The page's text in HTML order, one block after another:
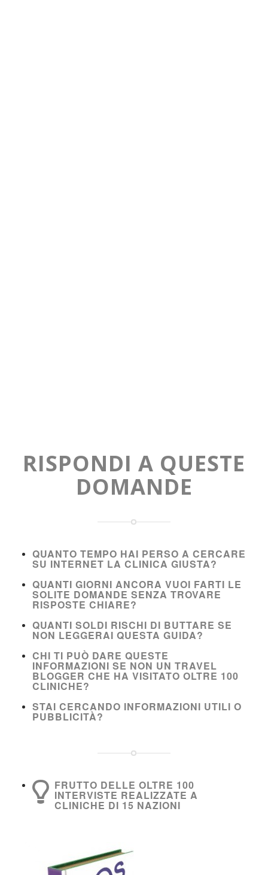
RISPONDI A QUESTE
DOMANDE
QUANTO TEMPO HAI PERSO A CERCARE
SU INTERNET LA CLINICA GIUSTA?
QUANTI GIORNI ANCORA VUOI FARTI LE
SOLITE DOMANDE SENZA TROVARE
RISPOSTE CHIARE?
QUANTI SOLDI RISCHI DI BUTTARE SE
NON LEGGERAI QUESTA GUIDA?
CHI TI PUÒ DARE QUESTE
INFORMAZIONI SE NON UN TRAVEL
BLOGGER CHE HA VISITATO OLTRE 100
CLINICHE?
STAI CERCANDO INFORMAZIONI UTILI O
PUBBLICITÀ?
FRUTTO DELLE OLTRE 100
INTERVISTE REALIZZATE A
CLINICHE DI 15 NAZIONI